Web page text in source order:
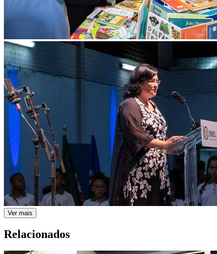
Ver mais
Relacionados